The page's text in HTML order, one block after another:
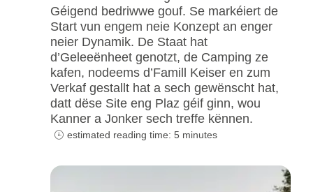
Géigend bedriwwe gouf. Se markéiert de
Start vun engem neie Konzept an enger
neier Dynamik. De Staat hat
d’Geleeënheet genotzt, de Camping ze
kafen, nodeems d’Famill Keiser en zum
Verkaf gestallt hat a sech gewënscht hat,
datt dëse Site eng Plaz géif ginn, wou
Kanner a Jonker sech treffe kënnen.
estimated reading time: 5 minutes